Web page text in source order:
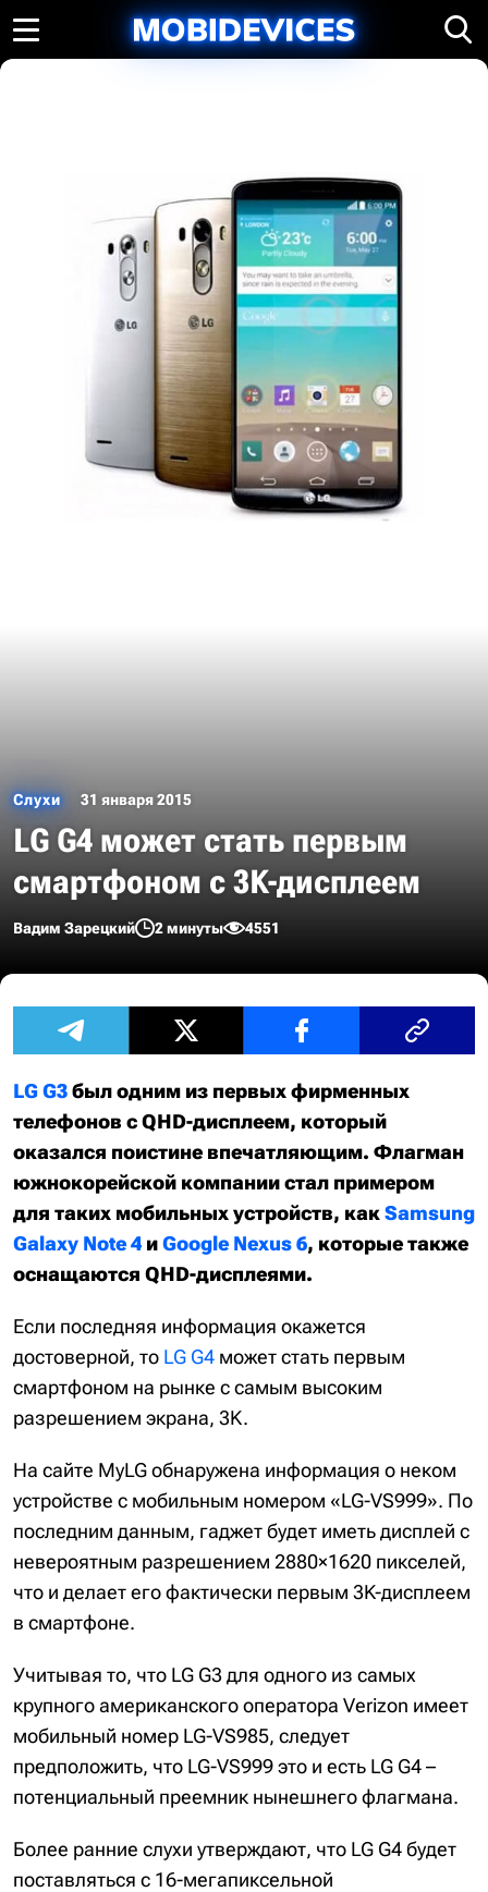
Слухи 31 января 2015
LG G4 может стать первым
смартфоном с 3K-дисплеем
Вадим Зарецкий 2 минуты 4551
LG G3был одним из первых фирменных
телефонов с QHD-дисплеем, который
оказался поистине впечатляющим. Флагман
южнокорейской компании стал примером
для таких мобильных устройств, какSamsung
Galaxy Note 4 иGoogle Nexus 6, которые также
оснащаются QHD-дисплеями.
Если последняя информация окажется
достоверной, то LG G4 может стать первым
смартфоном на рынке с самым высоким
разрешением экрана, 3K.
На сайте MyLG обнаружена информация о неком
устройстве с мобильным номером «LG-VS999». По
последним данным, гаджет будет иметь дисплей с
невероятным разрешением 2880×1620 пикселей,
что и делает его фактически первым 3K-дисплеем
в смартфоне.
Учитывая то, что LG G3 для одного из самых
крупного американского оператора Verizon имеет
мобильный номер LG-VS985, следует
предположить, что LG-VS999 это и есть LG G4 –
потенциальный преемник нынешнего флагмана.
Более ранние слухи утверждают, что LG G4 будет
поставляться с 16-мегапиксельной